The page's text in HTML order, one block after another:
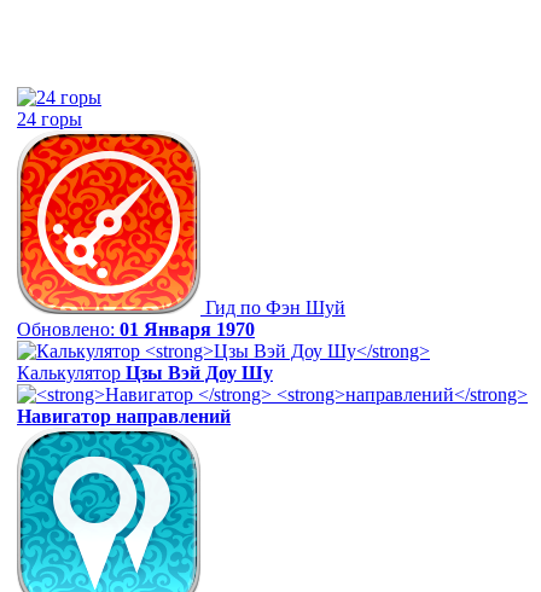
24 горы
Гид по Фэн Шуй
Обновлено: 01 Января 1970
Калькулятор Цзы Вэй Доу Шу
Навигатор направлений